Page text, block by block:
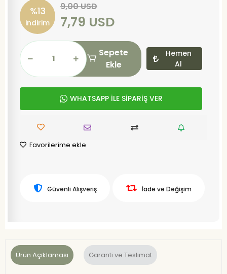
%13
indirim
9,00 USD
7,79 USD
Sepete
Ekle
Hemen
Al
WHATSAPP İLE SİPARİŞ VER
Favorilerime ekle
Güvenli Alışveriş İade ve Değişim
Ürün Açıklaması Garanti ve Teslimat